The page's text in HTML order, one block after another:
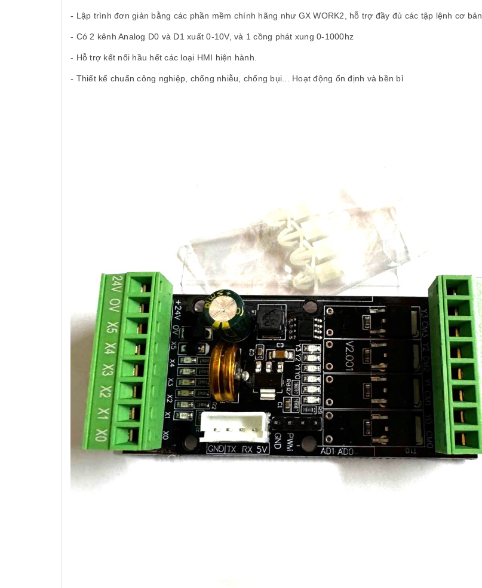
- Lập trình đơn giản bằng các phần mềm chính hãng như GX WORK2, hỗ trợ đầy đủ các tập lệnh cơ bản
- Có 2 kênh Analog D0 và D1 xuất 0-10V, và 1 cồng phát xung 0-1000hz
- Hỗ trợ kết nối hầu hết các loại HMI hiện hành.
- Thiết kế chuẩn công nghiệp, chống nhiễu, chống bụi... Hoạt động ổn định và bền bỉ